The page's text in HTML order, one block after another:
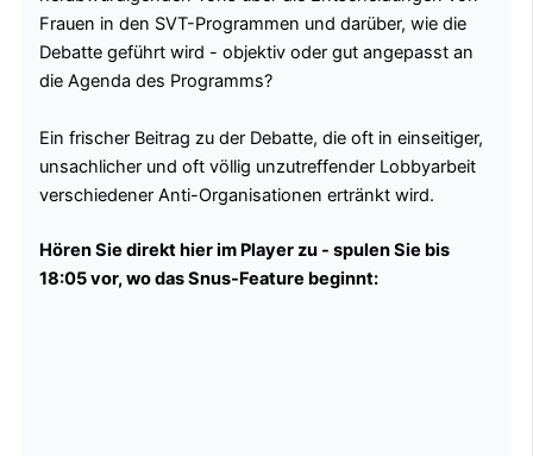
Frauen in den SVT-Programmen und darüber, wie die
Debatte geführt wird - objektiv oder gut angepasst an
die Agenda des Programms?
Ein frischer Beitrag zu der Debatte, die oft in einseitiger,
unsachlicher und oft völlig unzutreffender Lobbyarbeit
verschiedener Anti-Organisationen ertränkt wird.
Hören Sie direkt hier im Player zu - spulen Sie bis
18:05 vor, wo das Snus-Feature beginnt: